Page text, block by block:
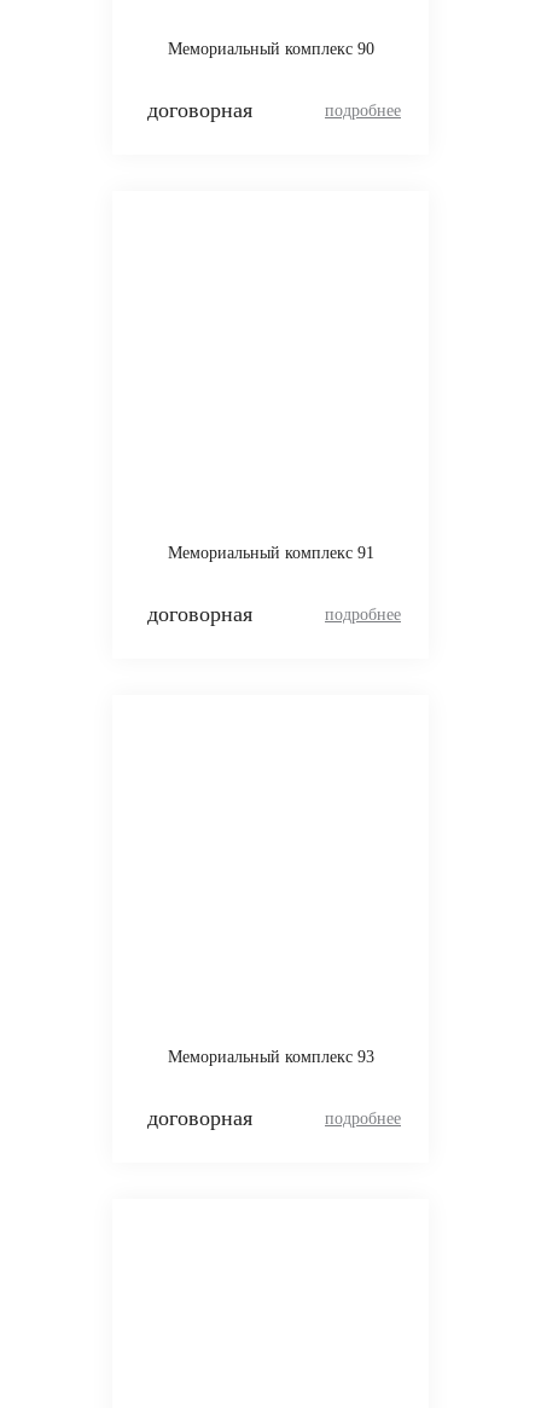
Мемориальный комплекс 90
договорная
Мемориальный комплекс 91
договорная
Мемориальный комплекс 93
договорная